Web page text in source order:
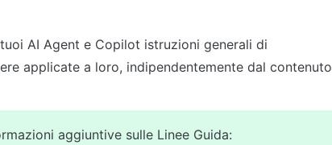
AI Agent e Copilot istruzioni generali di
applicate a loro, indipendentemente dal contenuto
aggiuntive sulle Linee Guida: